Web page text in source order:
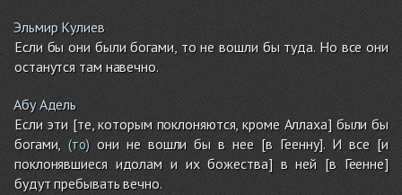
Эльмир Кулиев
Если бы они были богами, то не вошли бы туда. Но все они
останутся там навечно.
Абу Адель
Если эти [те, которым поклоняются, кроме Аллаха] были бы
богами, (то) они не вошли бы в нее [в Геенну]. И все [и
поклонявшиеся идолам и их божества] в ней [в Геенне]
будут пребывать вечно.